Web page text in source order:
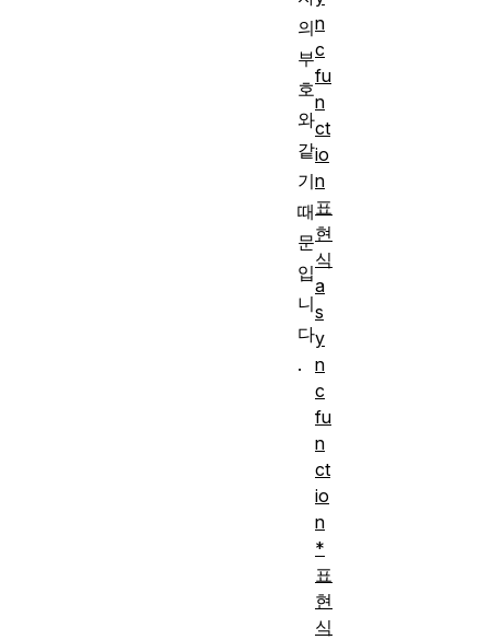
의
부
호
와
같
기
때
문
입
니
다
.
n
c
fu
n
ct
io
n
표
현
식
a
s
y
n
c
fu
n
ct
io
n
*
표
현
식